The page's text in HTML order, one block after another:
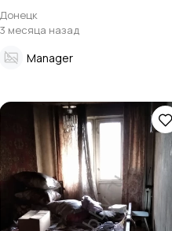
мебели, подъём на этажи.
Донецк
3 месяца назад
Manager